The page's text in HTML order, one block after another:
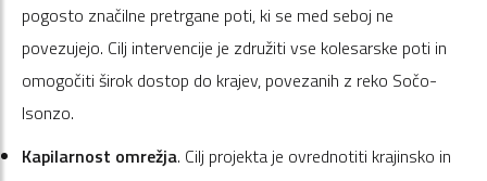
pogosto značilne pretrgane poti, ki se med seboj ne
povezujejo. Cilj intervencije je združiti vse kolesarske poti in
omogočiti širok dostop do krajev, povezanih z reko Sočo-
Isonzo.
Kapilarnost omrežja. Cilj projekta je ovrednotiti krajinsko in